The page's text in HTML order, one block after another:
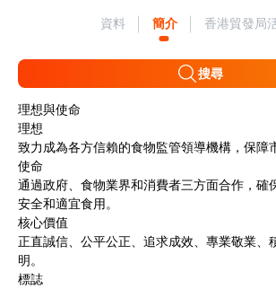
資料 簡介 香港貿發局
搜尋
理想與使命
理想
致力成為各方信賴的食物監管領導機構，保障
使命
通過政府、食物業界和消費者三方面合作，確
安全和適宜食用。
核心價值
正直誠信、公平公正、追求成效、專業敬業、
明。
標誌